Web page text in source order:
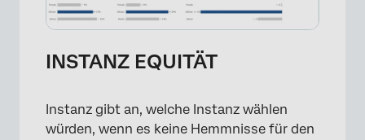
INSTANZ EQUITÄT
Instanz gibt an, welche Instanz wählen
würden, wenn es keine Hemmnisse für den